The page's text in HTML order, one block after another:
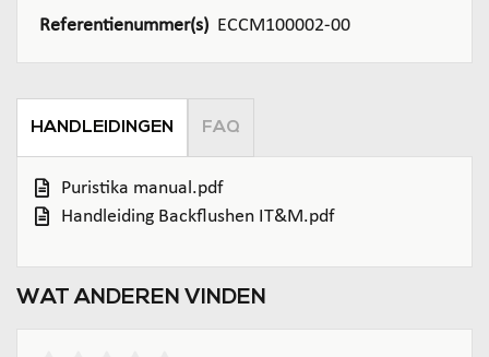
Referentienummer(s) ECCM100002-00
HANDLEIDINGEN FAQ
Puristika manual.pdf
Handleiding Backflushen IT&M.pdf
WAT ANDEREN VINDEN